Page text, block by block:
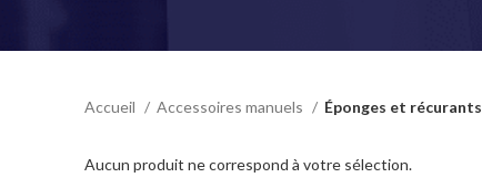
Accueil Accessoires manuels Éponges et récurants
Aucun produit ne correspond à votre sélection.